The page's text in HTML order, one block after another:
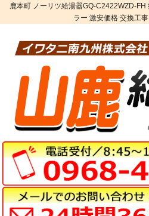
鹿本町 ノーリツ給湯器GQ-C2422WZD-
ラー 激安価格 交換工